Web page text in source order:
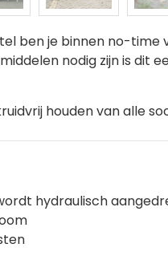
ben je binnen no-time
nodig zijn is dit
houden van alle
hydraulisch